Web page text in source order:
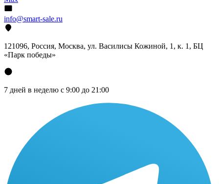
info@smart-sale.ru
121096, Россия, Москва, ул. Василисы Кожиной, 1, к. 1, БЦ
«Парк победы»
7 дней в неделю с 9:00 до 21:00